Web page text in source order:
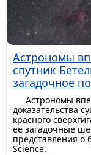
Астрономы
спутник
загадочное
Астрономы
доказательства
красного
её загадочные
представления о
Science.